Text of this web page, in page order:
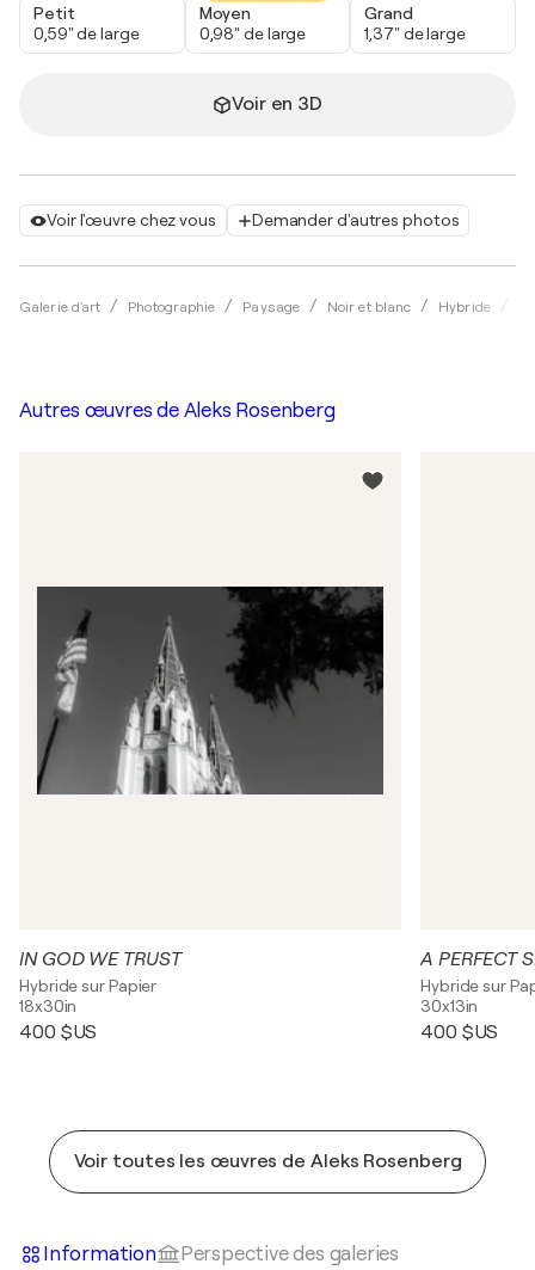
Voir l'œuvre chez vous Demander d'autres photos
Galerie d'art Photographie Paysage Noir et blanc Hybride
Petit
0,59" de large
Moyen
0,98" de large
Grand
1,37" de large
Voir en 3D
Autres œuvres de Aleks Rosenberg
IN GOD WE TRUST
Hybride sur Papier
18x30in
400 $US
A PERFECT
Hybride sur
30x13in
400 $US
Voir toutes les œuvres de Aleks Rosenberg
Information Perspective des galeries